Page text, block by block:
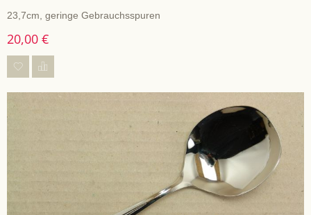
23,7cm, geringe Gebrauchsspuren
20,00 €